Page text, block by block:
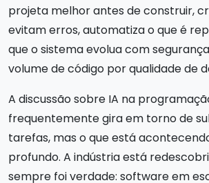
projeta melhor antes de construir,
evitam erros, automatiza o que é
que o sistema evolua com
volume de código por qualidade de
A discussão sobre IA na
frequentemente gira em torno de
tarefas, mas o que está
profundo. A indústria está
sempre foi verdade: software em